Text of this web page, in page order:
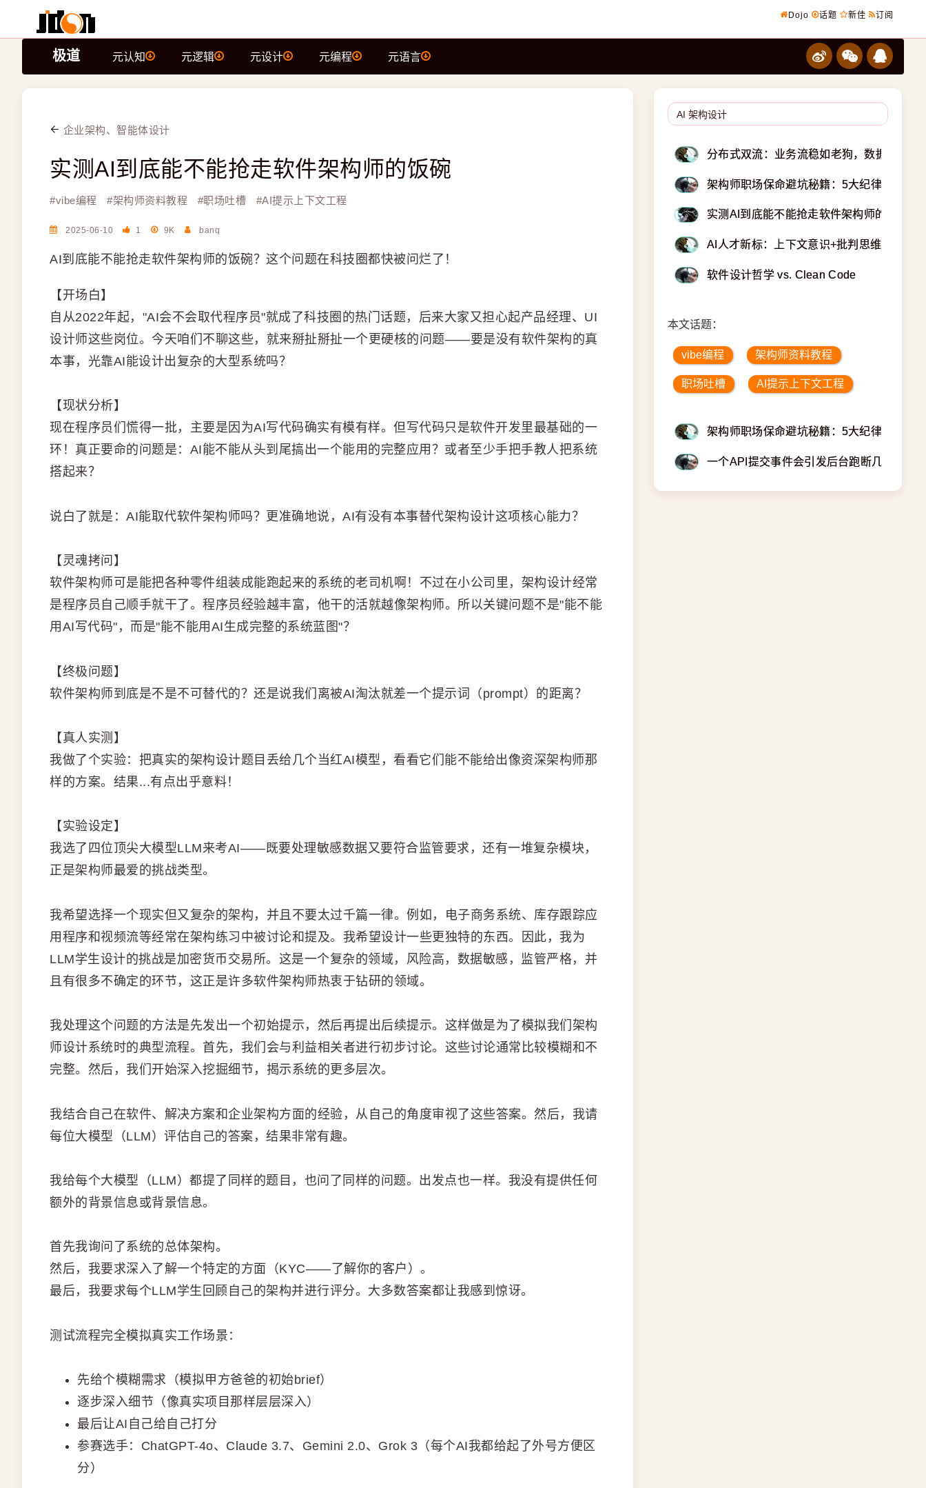
Dojo 话题 新佳 订阅
极道 元认知 元逻辑 元设计 元编程 元语言
企业架构、智能体设计
实测AI到底能不能抢走软件架构师的饭碗
#vibe编程 #架构师资料教程 #职场吐槽 #AI提示上下文工程
2025-06-10 1 9K banq
AI到底能不能抢走软件架构师的饭碗？这个问题在科技圈都快被问烂了！
【开场白】
自从2022年起，"AI会不会取代程序员"就成了科技圈的热门话题，后来大家又担心起产品经理、UI
设计师这些岗位。今天咱们不聊这些，就来掰扯掰扯一个更硬核的问题——要是没有软件架构的真
本事，光靠AI能设计出复杂的大型系统吗？
【现状分析】
现在程序员们慌得一批，主要是因为AI写代码确实有模有样。但写代码只是软件开发里最基础的一
环！真正要命的问题是：AI能不能从头到尾搞出一个能用的完整应用？或者至少手把手教人把系统
搭起来？
说白了就是：AI能取代软件架构师吗？更准确地说，AI有没有本事替代架构设计这项核心能力？
【灵魂拷问】
软件架构师可是能把各种零件组装成能跑起来的系统的老司机啊！不过在小公司里，架构设计经常
是程序员自己顺手就干了。程序员经验越丰富，他干的活就越像架构师。所以关键问题不是"能不能
用AI写代码"，而是"能不能用AI生成完整的系统蓝图"？
【终极问题】
软件架构师到底是不是不可替代的？还是说我们离被AI淘汰就差一个提示词（prompt）的距离？
【真人实测】
我做了个实验：把真实的架构设计题目丢给几个当红AI模型，看看它们能不能给出像资深架构师那
样的方案。结果...有点出乎意料！
【实验设定】
我选了四位顶尖大模型LLM来考AI——既要处理敏感数据又要符合监管要求，还有一堆复杂模块，
正是架构师最爱的挑战类型。
我希望选择一个现实但又复杂的架构，并且不要太过千篇一律。例如，电子商务系统、库存跟踪应
用程序和视频流等经常在架构练习中被讨论和提及。我希望设计一些更独特的东西。因此，我为
LLM学生设计的挑战是加密货币交易所。这是一个复杂的领域，风险高，数据敏感，监管严格，并
且有很多不确定的环节，这正是许多软件架构师热衷于钻研的领域。
我处理这个问题的方法是先发出一个初始提示，然后再提出后续提示。这样做是为了模拟我们架构
师设计系统时的典型流程。首先，我们会与利益相关者进行初步讨论。这些讨论通常比较模糊和不
完整。然后，我们开始深入挖掘细节，揭示系统的更多层次。
我结合自己在软件、解决方案和企业架构方面的经验，从自己的角度审视了这些答案。然后，我请
每位大模型（LLM）评估自己的答案，结果非常有趣。
我给每个大模型（LLM）都提了同样的题目，也问了同样的问题。出发点也一样。我没有提供任何
额外的背景信息或背景信息。
首先我询问了系统的总体架构。
然后，我要求深入了解一个特定的方面（KYC——了解你的客户）。
最后，我要求每个LLM学生回顾自己的架构并进行评分。大多数答案都让我感到惊讶。
测试流程完全模拟真实工作场景：
先给个模糊需求（模拟甲方爸爸的初始brief）
逐步深入细节（像真实项目那样层层深入）
最后让AI自己给自己打分
参赛选手：ChatGPT-4o、Claude 3.7、Gemini 2.0、Grok 3（每个AI我都给起了外号方便区
分）
分布式双流：业务流稳如老狗，数据流快若
架构师职场保命避坑秘籍：5大纪律+6项注
实测AI到底能不能抢走软件架构师的饭碗
AI人才新标：上下文意识+批判思维+提问力
软件设计哲学 vs. Clean Code
本文话题：
vibe编程 架构师资料教程
职场吐槽 AI提示上下文工程
架构师职场保命避坑秘籍：5大纪律+6项注
一个API提交事件会引发后台跑断几条腿